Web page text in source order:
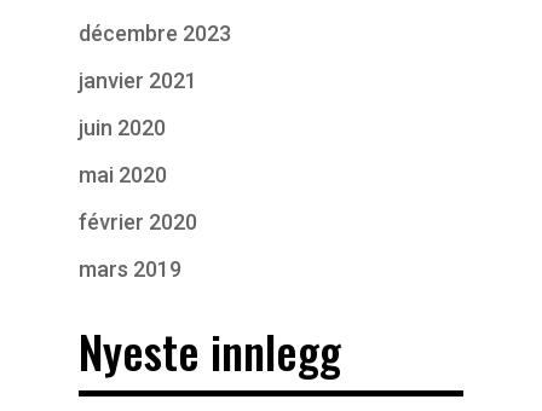
décembre 2023
janvier 2021
juin 2020
mai 2020
février 2020
mars 2019
Nyeste innlegg